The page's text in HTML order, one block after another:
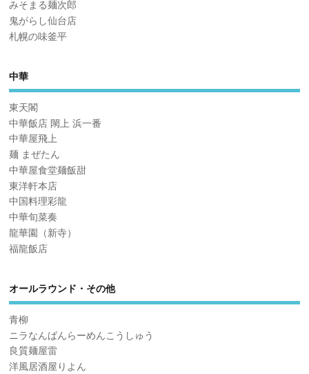
みそまる麺次郎
鬼がらし仙台店
札幌の味釜平
中華
東天閣
中華飯店 閖上 浜一番
中華屋飛上
麺 まぜたん
中華屋食堂麺飯甜
東洋軒本店
中国料理彩龍
中華旬菜奏
龍華園（新寺）
福龍飯店
オールラウンド・その他
青柳
ニラなんばんらーめんこうしゅう
良質麺屋雷
洋風居酒屋りよん